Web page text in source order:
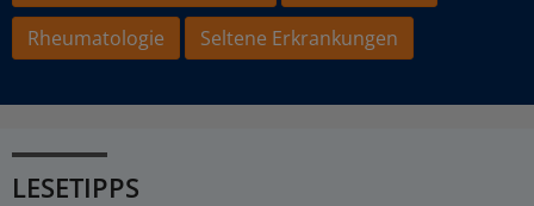
Rheumatologie
Seltene Erkrankungen
LESETIPPS